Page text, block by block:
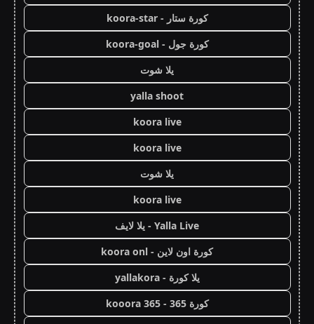
كورة ستار - koora-star
كورة جول - koora-goal
يلا شوت
yalla shoot
koora live
koora live
يلا شوت
koora live
Yalla Live - يلا لايف
كورة اون لاين - koora onl
يلا كورة - yallakora
كورة 365 - kooora 365